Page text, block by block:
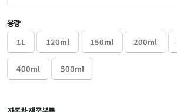
용량
1L
120ml 150ml 200ml
400ml 500ml